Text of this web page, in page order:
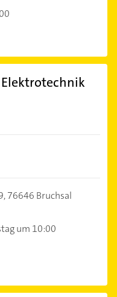
Elektrotechnik
76646 Bruchsal
um 10:00